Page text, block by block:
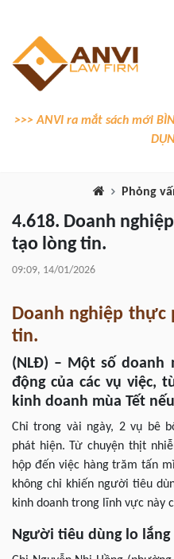
>>> ANVI ra mắt sách mới
Phỏng
4.618. Doanh
tạo lòng tin.
09:09, 14/01/2026
Doanh nghiệp
tin.
(NLĐ) – Một số doanh
động của các vụ việc,
kinh doanh mùa Tết
Chỉ trong vài ngày, 2 vụ bê
phát hiện. Từ chuyện thịt
hộp đến việc hàng trăm tấn
không chỉ khiến người tiêu
kinh doanh trong lĩnh vực này
Người tiêu dùng lo lắng